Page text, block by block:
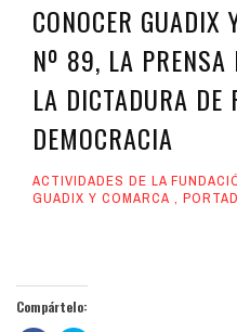
CONOCER GUADIX
Nº 89, LA PRENSA
LA DICTADURA DE
DEMOCRACIA
ACTIVIDADES DE LA
GUADIX Y COMARCA ,
Compártelo: